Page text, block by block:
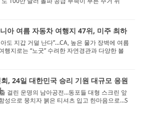
아 여름 자동차 여행지 47위, 미주 최하
도 지갑 거덜 난다”…CA, 높은 물가 장벽에 여름
행지로는 “노굿” 수려한 자연경관과 다양한 볼
, 24일 대한민국 승리 기원 대규모 응원
걸린 운명의 남아공전…동포들 대형 스크린 앞
성으로 뭉치자 붉은 티셔츠 입고 한마음으로…S
서 대한민국...